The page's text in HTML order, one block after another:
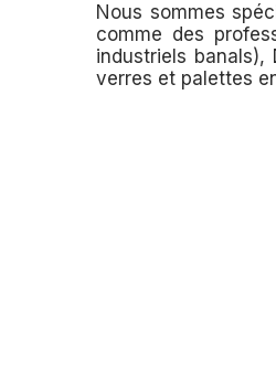
Nous sommes
comme des
industriels banals),
verres et palettes